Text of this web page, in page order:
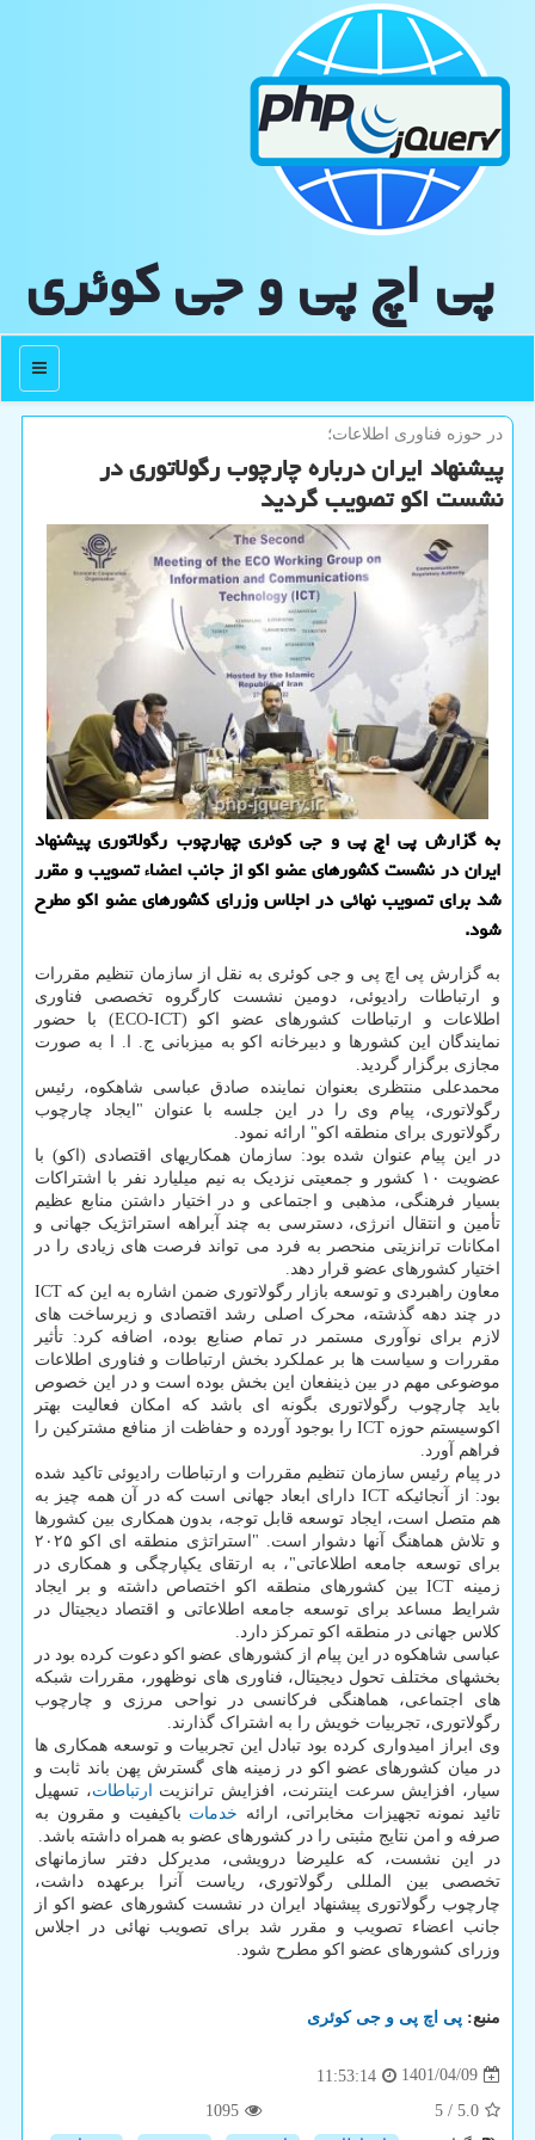
پی اچ پی و جی كوئری
منو
در حوزه فناوری اطلاعات؛
پیشنهاد ایران درباره چارچوب رگولاتوری در
نشست اکو تصویب گردید
به گزارش پی اچ پی و جی کوئری چهارچوب رگولاتوری پیشنهاد
ایران در نشست کشورهای عضو اکو از جانب اعضاء تصویب و مقرر
شد برای تصویب نهائی در اجلاس وزرای کشورهای عضو اکو مطرح
شود.
به گزارش پی اچ پی و جی کوئری به نقل از سازمان تنظیم مقررات
و ارتباطات رادیوئی، دومین نشست کارگروه تخصصی فناوری
اطلاعات و ارتباطات کشورهای عضو اکو (ECO-ICT) با حضور
نمایندگان این کشورها و دبیرخانه اکو به میزبانی ج. ا. ا به صورت
مجازی برگزار گردید.
محمدعلی منتظری بعنوان نماینده صادق عباسی شاهکوه، رئیس
رگولاتوری، پیام وی را در این جلسه با عنوان "ایجاد چارچوب
رگولاتوری برای منطقه اکو" ارائه نمود.
در این پیام عنوان شده بود: سازمان همکاریهای اقتصادی (اکو) با
عضویت ۱۰ کشور و جمعیتی نزدیک به نیم میلیارد نفر با اشتراکات
بسیار فرهنگی، مذهبی و اجتماعی و در اختیار داشتن منابع عظیم
تأمین و انتقال انرژی، دسترسی به چند آبراهه استراتژیک جهانی و
امکانات ترانزیتی منحصر به فرد می تواند فرصت های زیادی را در
اختیار کشورهای عضو قرار دهد.
معاون راهبردی و توسعه بازار رگولاتوری ضمن اشاره به این که ICT
در چند دهه گذشته، محرک اصلی رشد اقتصادی و زیرساخت های
لازم برای نوآوری مستمر در تمام صنایع بوده، اضافه کرد: تأثیر
مقررات و سیاست ها بر عملکرد بخش ارتباطات و فناوری اطلاعات
موضوعی مهم در بین ذینفعان این بخش بوده است و در این خصوص
باید چارچوب رگولاتوری بگونه ای باشد که امکان فعالیت بهتر
اکوسیستم حوزه ICT را بوجود آورده و حفاظت از منافع مشترکین را
فراهم آورد.
در پیام رئیس سازمان تنظیم مقررات و ارتباطات رادیوئی تاکید شده
بود: از آنجائیکه ICT دارای ابعاد جهانی است که در آن همه چیز به
هم متصل است، ایجاد توسعه قابل توجه، بدون همکاری بین کشورها
و تلاش هماهنگ آنها دشوار است. "استراتژی منطقه ای اکو ۲۰۲۵
برای توسعه جامعه اطلاعاتی"، به ارتقای یکپارچگی و همکاری در
زمینه ICT بین کشورهای منطقه اکو اختصاص داشته و بر ایجاد
شرایط مساعد برای توسعه جامعه اطلاعاتی و اقتصاد دیجیتال در
کلاس جهانی در منطقه اکو تمرکز دارد.
عباسی شاهکوه در این پیام از کشورهای عضو اکو دعوت کرده بود در
بخشهای مختلف تحول دیجیتال، فناوری های نوظهور، مقررات شبکه
های اجتماعی، هماهنگی فرکانسی در نواحی مرزی و چارچوب
رگولاتوری، تجربیات خویش را به اشتراک گذارند.
وی ابراز امیدواری کرده بود تبادل این تجربیات و توسعه همکاری ها
در میان کشورهای عضو اکو در زمینه های گسترش پهن باند ثابت و
سیار، افزایش سرعت اینترنت، افزایش ترانزیت
ارتباطات، تسهیل
تائید نمونه تجهیزات مخابراتی، ارائه خدمات باکیفیت و مقرون به
صرفه و امن نتایج مثبتی را در کشورهای عضو به همراه داشته باشد.
در این نشست، که علیرضا درویشی، مدیرکل دفتر سازمانهای
تخصصی بین المللی رگولاتوری، ریاست آنرا برعهده داشت،
چارچوب رگولاتوری پیشنهاد ایران در نشست کشورهای عضو اکو از
جانب اعضاء تصویب و مقرر شد برای تصویب نهائی در اجلاس
وزرای کشورهای عضو اکو مطرح شود.
منبع: پی اچ پی و جی كوئری
1401/04/09
11:53:14
5.0
/
5
1095